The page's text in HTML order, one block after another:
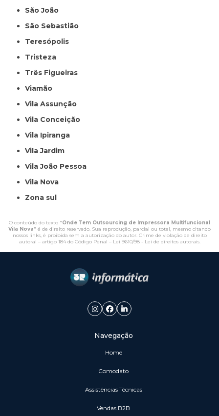
São João
São Sebastião
Teresópolis
Tristeza
Três Figueiras
Viamão
Vila Assunção
Vila Conceição
Vila Ipiranga
Vila Jardim
Vila João Pessoa
Vila Nova
Zona sul
O conteúdo do texto "Onde Tem Outsourcing de Impressora Multifuncional
Vila Nova" é de direito reservado. Sua reprodução, parcial ou total, mesmo citando
nossos links, é proibida sem a autorização do autor. Crime de violação de direito
autoral – artigo 184 do Código Penal – Lei 9610/98 - Lei de direitos autorais.
Navegação
Home
Comodato
Assistências Técnicas
vendas B2B